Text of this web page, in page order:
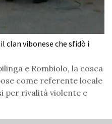
clan vibonese che sfidò i
e Rombiolo, la cosca
come referente locale
per rivalità violente e